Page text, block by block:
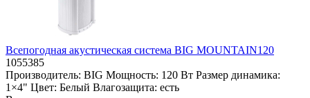
Всепогодная акустическая система BIG MOUNTAIN120
1055385
Производитель: BIG Мощность: 120 Вт Размер динамика:
1×4" Цвет: Белый Влагозащита: есть